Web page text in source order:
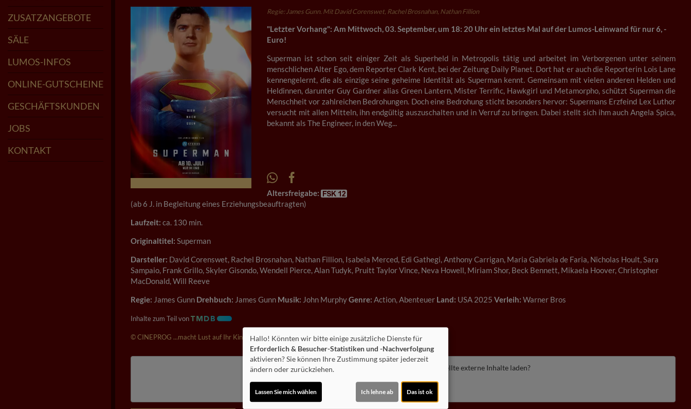
ÖFFNUNGSZEITEN
SPEISEKARTE
ZUSATZANGEBOTE
KIDS CLUB
POPCORN FÜR FEIERN
KINDERGEBURTSTAGE
KINDER-COCKTAILKURS
SAALMIETE
CINFINITY - KINO ABO
SÄLE
LUMOS
IGNIS
AQUA
AERO
TERRA
MYSTIQUE
LUMOS-INFOS
FAQ
GRÜNDERTEAM
ZUM PROJEKT
STARS IM LUMOS
PARKMÖGLICHKEITEN FSK UND JUGENDSCHUTZ
ONLINE-RESERVIERUNG
ONLINE-GUTSCHEINE
GESCHÄFTSKUNDEN
JOBS
KONTAKT
Regie: James Gunn. Mit David Corenswet, Rachel Brosnahan, Nathan Fillion
"Letzter Vorhang": Am Mittwoch, 03. September, um 18: 20 Uhr ein letztes Mal auf der Lumos-Leinwand für nur 6, -
Euro!
Superman ist schon seit einiger Zeit als Superheld in Metropolis tätig und arbeitet im Verborgenen unter seinem
menschlichen Alter Ego, dem Reporter Clark Kent, bei der Zeitung Daily Planet. Dort hat er auch die Reporterin Lois Lane
kennengelernt, die als einzige seine geheime Identität als Superman kennt. Gemeinsam mit vielen anderen Helden und
Heldinnen, darunter Guy Gardner alias Green Lantern, Mister Terrific, Hawkgirl und Metamorpho, schützt Superman die
Menschheit vor zahlreichen Bedrohungen. Doch eine Bedrohung sticht besonders hervor: Supermans Erzfeind Lex Luthor
versucht mit allen Mitteln, ihn endgültig auszuschalten und in Verruf zu bringen. Dabei stellt sich ihm auch Angela Spica,
bekannt als The Engineer, in den Weg...
Altersfreigabe:
(ab 6 J. in Begleitung eines Erziehungsbeauftragten)
Laufzeit: ca. 130 min.
Originaltitel: Superman
Darsteller: David Corenswet, Rachel Brosnahan, Nathan Fillion, Isabela Merced, Edi Gathegi, Anthony Carrigan, Maria Gabriela de Faria, Nicholas Hoult, Sara
Sampaio, Frank Grillo, Skyler Gisondo, Wendell Pierce, Alan Tudyk, Pruitt Taylor Vince, Neva Howell, Miriam Shor, Beck Bennett, Mikaela Hoover, Christopher
MacDonald, Will Reeve
Regie: James Gunn Drehbuch: James Gunn Musik: John MurphyGenre: Action, Abenteuer Land: USA 2025 Verleih: Warner Bros
Inhalte zum Teil von
© CINEPROG ...macht Lust auf Ihr Kino!
Möchten Sie vonYoutube (Trailer ansehen) bereitgestellte externe Inhalte laden?
Hallo! Könnten wir bitte einige zusätzliche Dienste für
Erforderlich & Besucher-Statistiken und -Nachverfolgung
aktivieren? Sie können Ihre Zustimmung später jederzeit
ändern oder zurückziehen.
Lassen Sie mich wählen Ich lehne ab Das ist ok